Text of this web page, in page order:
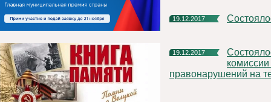
19.12.2017
19.12.2017
Состоялось очередное заседание межведомственной
правонарушений на